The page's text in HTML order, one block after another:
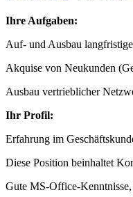
Ihre Aufgaben:
Auf- und Ausbau
Akquise von Neukunden
Ausbau vertrieblicher
Ihr Profil:
Erfahrung im
Diese Position beinhaltet
Gute MS-Office-